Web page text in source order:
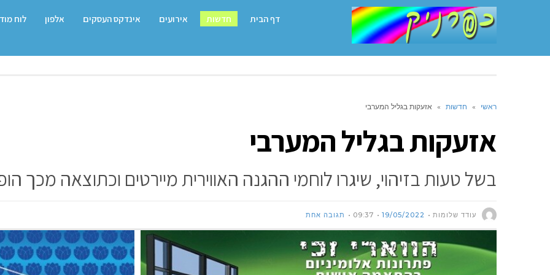
דף הבית חדשות אירועים אינדקס העסקים אלפון לוח
ראשי » חדשות » אזעקות בגליל המערבי
אזעקות בגליל המערבי
בשל טעות בזיהוי, שיגרו לוחמי ההגנה האווירית מיירטים וכתוצאה מכך
עודד שלומות 19/05/2022
09:37 תגובה אחת